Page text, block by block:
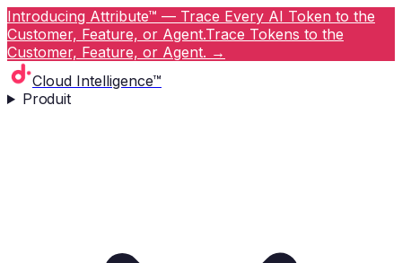
Introducing Attribute™ — Trace Every AI Token to the
Customer, Feature, or Agent.Trace Tokens to the
Customer, Feature, or Agent. →
Cloud Intelligence™
Produit